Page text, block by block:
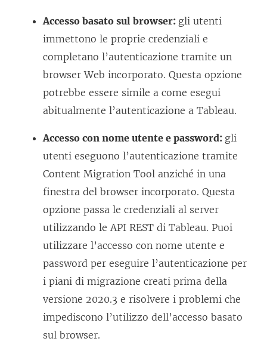
Accesso basato sul browser: gli utenti
immettono le proprie credenziali e
completano l’autenticazione tramite un
browser Web incorporato. Questa opzione
potrebbe essere simile a come esegui
abitualmente l’autenticazione a Tableau.
Accesso con nome utente e password: gli
utenti eseguono l’autenticazione tramite
Content Migration Tool anziché in una
finestra del browser incorporato. Questa
opzione passa le credenziali al server
utilizzando le API REST di Tableau. Puoi
utilizzare l’accesso con nome utente e
password per eseguire l’autenticazione per
i piani di migrazione creati prima della
versione 2020.3 e risolvere i problemi che
impediscono l’utilizzo dell’accesso basato
sul browser.